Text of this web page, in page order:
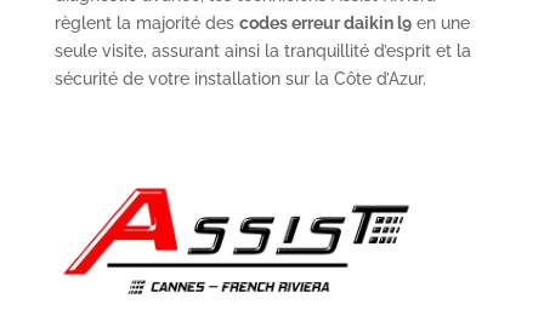
règlent la majorité des codes erreur daikin l9en une
seule visite, assurant ainsi la tranquillité d’esprit et la
sécurité de votre installation sur la Côte d’Azur.